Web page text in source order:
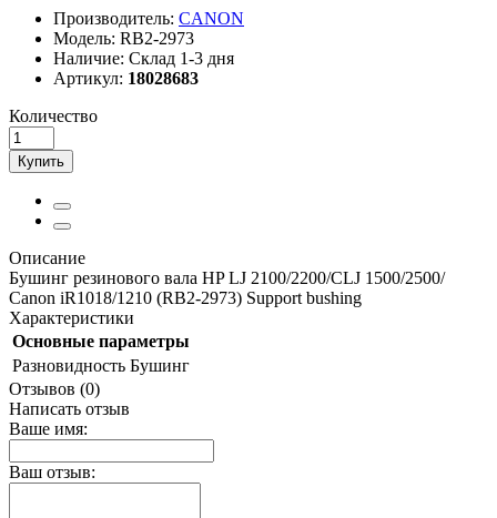
Производитель: CANON
Модель: RB2-2973
Наличие: Склад 1-3 дня
Артикул: 18028683
Количество
Купить
Описание
Бушинг резинового вала HP LJ 2100/2200/CLJ 1500/2500/
Canon iR1018/1210 (RB2-2973) Support bushing
Характеристики
Основные параметры
Разновидность Бушинг
Отзывов (0)
Написать отзыв
Ваше имя:
Ваш отзыв: